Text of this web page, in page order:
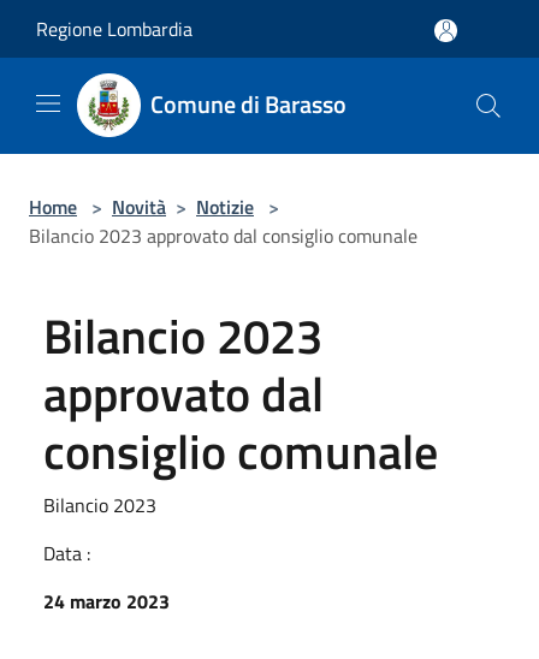
Regione Lombardia
Comune di Barasso
Home > Novità > Notizie >
Bilancio 2023 approvato dal consiglio comunale
Bilancio 2023
approvato dal
consiglio comunale
Bilancio 2023
Data :
24 marzo 2023